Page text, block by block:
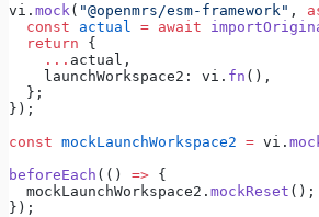
vi. mock ( "@openmrs/esm-framework" ,
  const
actual = await
  return
{
    ...
actual,
    launchWorkspace2: vi.
fn (),
  };
});
const mockLaunchWorkspace2 = vi.
beforeEach (() => {
  mockLaunchWorkspace2.
mockReset ();
});